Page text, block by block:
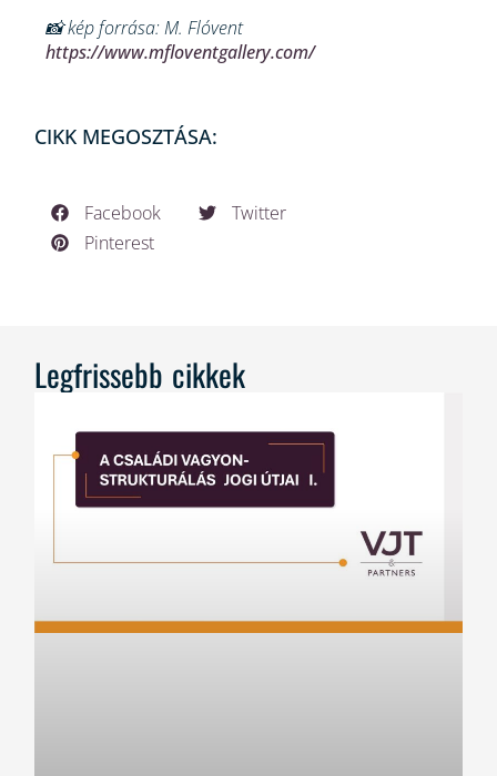
📸 kép forrása: M. Flóvent
https://www.mfloventgallery.com/
CIKK MEGOSZTÁSA:
Facebook
Twitter
Pinterest
Legfrissebb cikkek